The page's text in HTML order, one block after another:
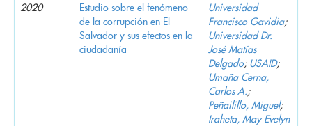
2020
Estudio sobre el fenómeno
de la corrupción en El
Salvador y sus efectos en la
ciudadanía
Universidad
Francisco Gavidia;
Universidad Dr.
José Matías
Delgado; USAID;
Umaña Cerna,
Carlos A.;
Peñailillo, Miguel;
Iraheta, May Evelyn